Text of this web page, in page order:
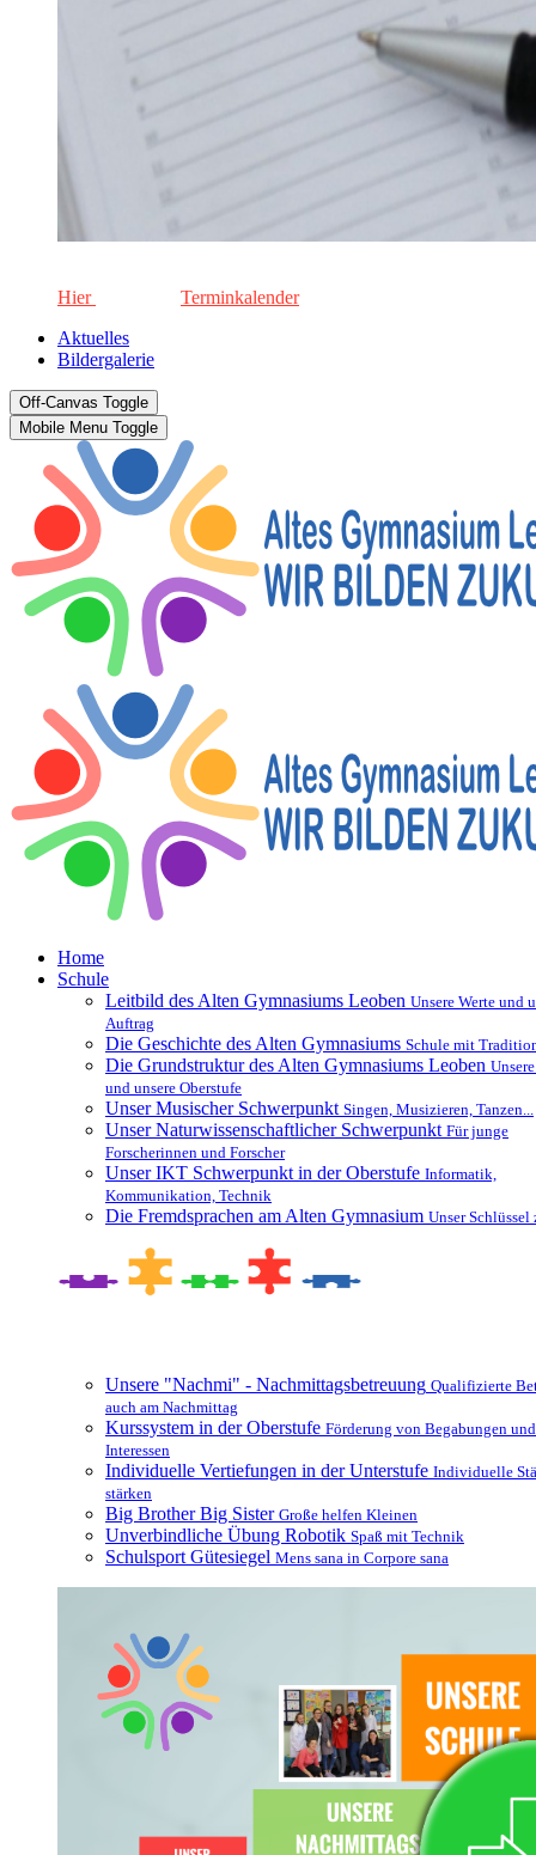
Hier
Terminkalender
Aktuelles
Bildergalerie
Off-Canvas Toggle
Mobile Menu Toggle
Home
Schule
Leitbild des Alten Gymnasiums Leoben Unsere Werte und
Auftrag
Die Geschichte des Alten Gymnasiums Schule mit
Die Grundstruktur des Alten Gymnasiums Leoben
und unsere Oberstufe
Unser Musischer Schwerpunkt Singen, Musizieren, Tanzen...
Unser Naturwissenschaftlicher Schwerpunkt Für junge
Forscherinnen und Forscher
Unser IKT Schwerpunkt in der Oberstufe Informatik,
Kommunikation, Technik
Die Fremdsprachen am Alten Gymnasium Unser Schlüssel
Unsere "Nachmi" - Nachmittagsbetreuung Qualifizierte
auch am Nachmittag
Kurssystem in der Oberstufe Förderung von Begabungen und
Interessen
Individuelle Vertiefungen in der Unterstufe Individuelle
stärken
Big Brother Big Sister Große helfen Kleinen
Unverbindliche Übung Robotik Spaß mit Technik
Schulsport Gütesiegel Mens sana in Corpore sana